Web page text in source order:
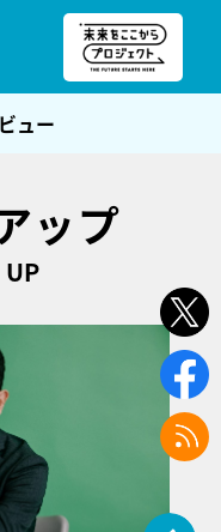
ュー
ップ